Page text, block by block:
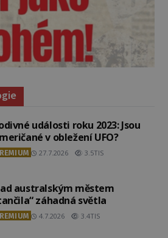
události roku 2023: Jsou
v obležení UFO?
27.7.2026 3.5TIS
australským městem
záhadná světla
4.7.2026 3.4TIS